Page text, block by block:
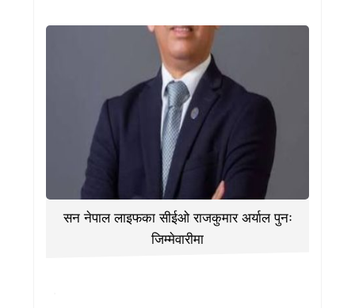
सन नेपाल लाइफका सीईओ राजकुमार अर्याल पुनः
जिम्मेवारीमा